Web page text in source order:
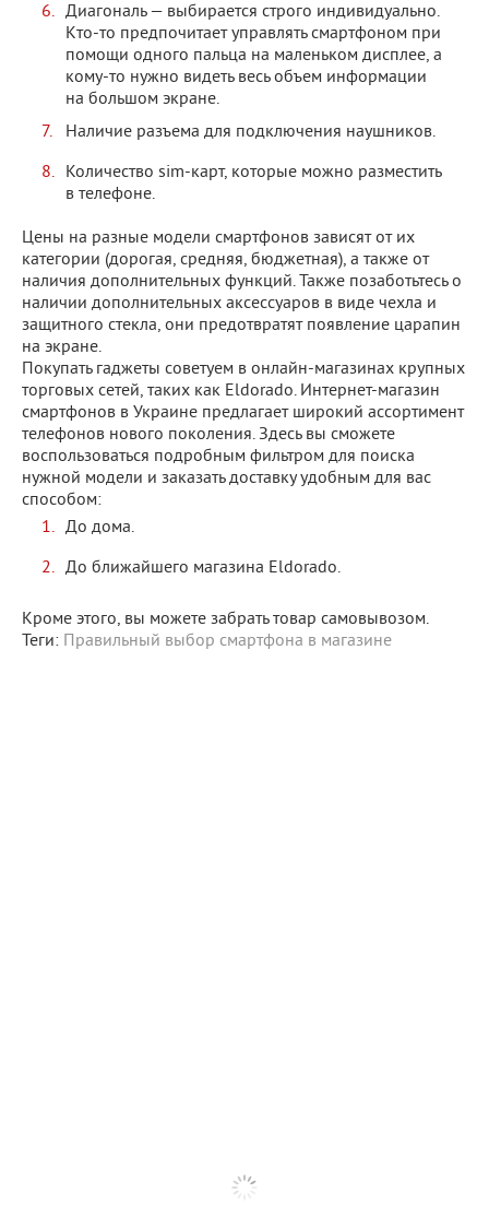
Диагональ — выбирается строго индивидуально.
Кто-то предпочитает управлять смартфоном при
помощи одного пальца на маленьком дисплее, а
кому-то нужно видеть весь объем информации
на большом экране.
Наличие разъема для подключения наушников.
Количество sim-карт, которые можно разместить
в телефоне.
Цены на разные модели смартфонов зависят от их
категории (дорогая, средняя, бюджетная), а также от
наличия дополнительных функций. Также позаботьтесь о
наличии дополнительных аксессуаров в виде чехла и
защитного стекла, они предотвратят появление царапин
на экране.
Покупать гаджеты советуем в онлайн-магазинах крупных
торговых сетей, таких как Eldorado. Интернет-магазин
смартфонов в Украине предлагает широкий ассортимент
телефонов нового поколения. Здесь вы сможете
воспользоваться подробным фильтром для поиска
нужной модели и заказать доставку удобным для вас
способом:
До дома.
До ближайшего магазина Eldorado.
Кроме этого, вы можете забрать товар самовывозом.
Теги: Правильный выбор смартфона в магазине